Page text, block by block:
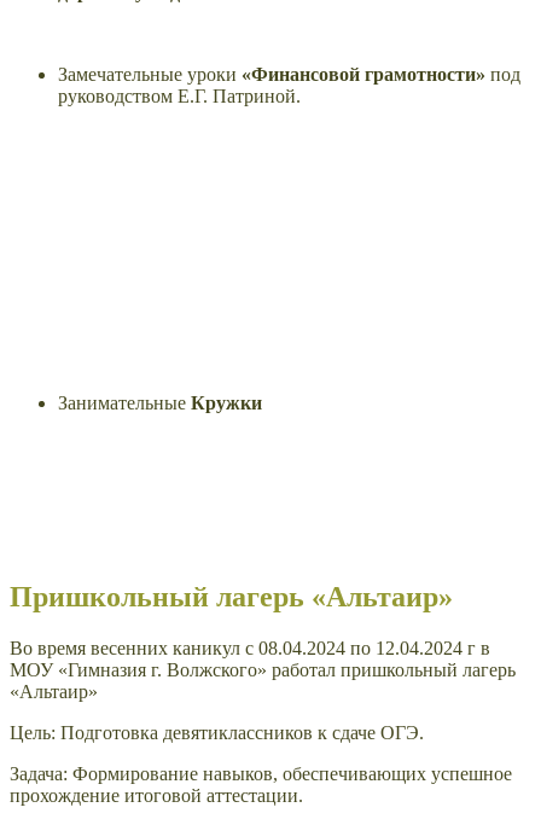
Замечательные уроки «Финансовой грамотности» под
руководством Е.Г. Патриной.
Занимательные Кружки
Пришкольный лагерь «Альтаир»
Во время весенних каникул с 08.04.2024 по 12.04.2024 г в
МОУ «Гимназия г. Волжского» работал пришкольный лагерь
«Альтаир»
Цель: Подготовка девятиклассников к сдаче ОГЭ.
Задача: Формирование навыков, обеспечивающих успешное
прохождение итоговой аттестации.